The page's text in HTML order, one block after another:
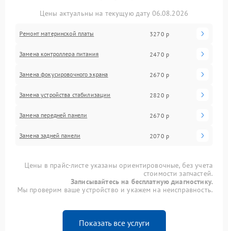
Цены актуальны на текущую дату 06.08.2026
Ремонт материнской платы 3270 р
Замена контроллера питания 2470 р
Замена фокусировочного экрана 2670 р
Замена устройства стабилизации 2820 р
Замена передней панели 2670 р
Замена задней панели 2070 р
Цены в прайс-листе указаны ориентировочные, без учета
стоимости запчастей.
Записывайтесь на бесплатную диагностику.
Мы проверим ваше устройство и укажем на неисправность.
Показать все услуги